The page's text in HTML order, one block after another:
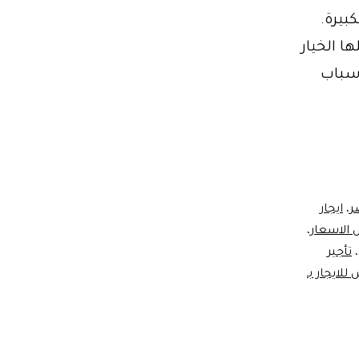
الخيار
، ايجار
الاسعار،
، تأجير
بـ